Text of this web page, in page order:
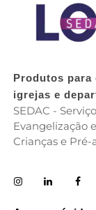
Produtos
igrejas e
SEDAC -
Evangelização
Crianças e Pré-